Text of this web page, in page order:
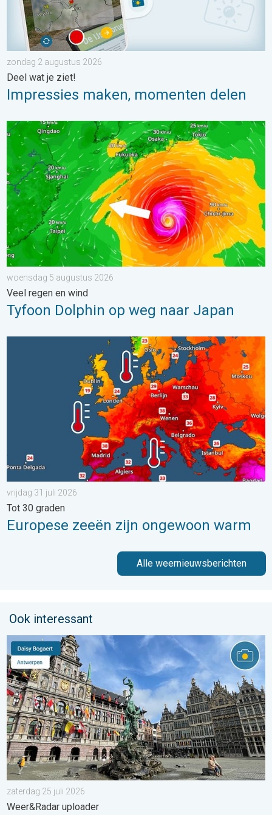
zondag 2 augustus 2026
Deel wat je ziet!
Impressies maken, momenten delen
Tyfoon Dolphin op weg naar Japan. Veel regen en wind. . .
woensdag 5 augustus 2026
Veel regen en wind
Tyfoon Dolphin op weg naar Japan
Europese zeeën zijn ongewoon warm. Tot 30 graden. . .
vrijdag 31 juli 2026
Tot 30 graden
Europese zeeën zijn ongewoon warm
Alle weernieuwsberichten
Ook interessant
Stuur jouw weerfoto van de week!. Weer&Radar uploader. . .
zaterdag 25 juli 2026
Weer&Radar uploader